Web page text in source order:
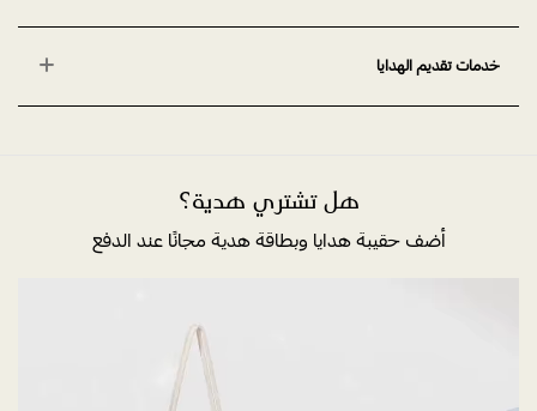
خدمات تقديم الهدايا
هل تشتري هدية؟
أضف حقيبة هدايا وبطاقة هدية مجانًا عند الدفع